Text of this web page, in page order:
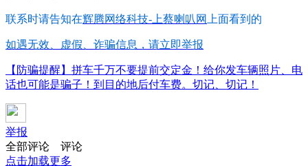
联系时请告知在辉腾网络科技-上蔡喇叭网 上面看到的
如遇无效、虚假、诈骗信息，请立即举报
【防骗提醒】拼车千万不要提前交定金！给你发车辆照片、电
话也可能是骗子！到目的地后付车费。切记、切记！
举报
全部评论
评论
点击加载更多